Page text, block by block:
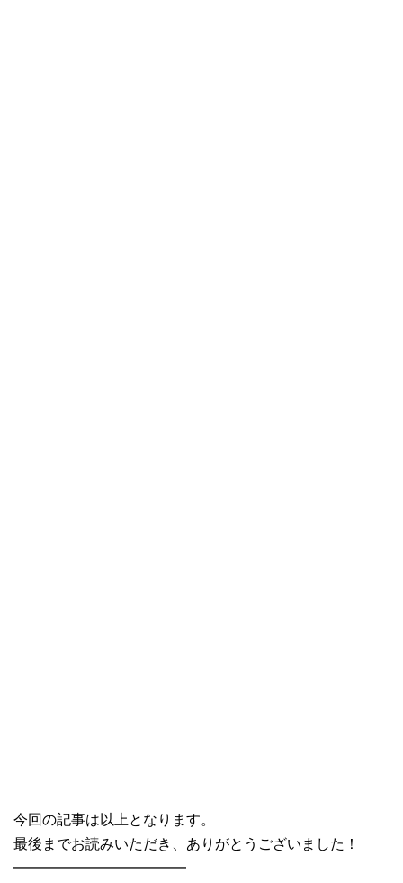
今回の記事は以上となります。
最後までお読みいただき、ありがとうございました！
━━━━━━━━━━━━